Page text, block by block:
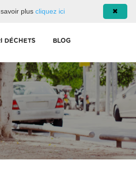
08 93 02 00 17
DÉCHETS BLOG
✖
plus cliquez ici